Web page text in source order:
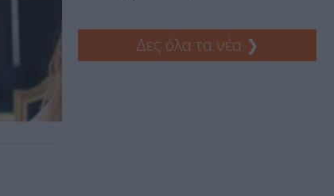
Δες όλα τα νέα ❯